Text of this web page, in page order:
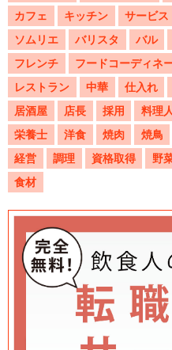
カフェ
キッチン サービス
ソムリエ
バリスタ バル
フレンチ
フードコーディネ
レストラン
中華 仕入れ
居酒屋
店長 採用 料理
栄養士
洋食 焼肉 焼鳥
経営
調理 資格取得 野
食材